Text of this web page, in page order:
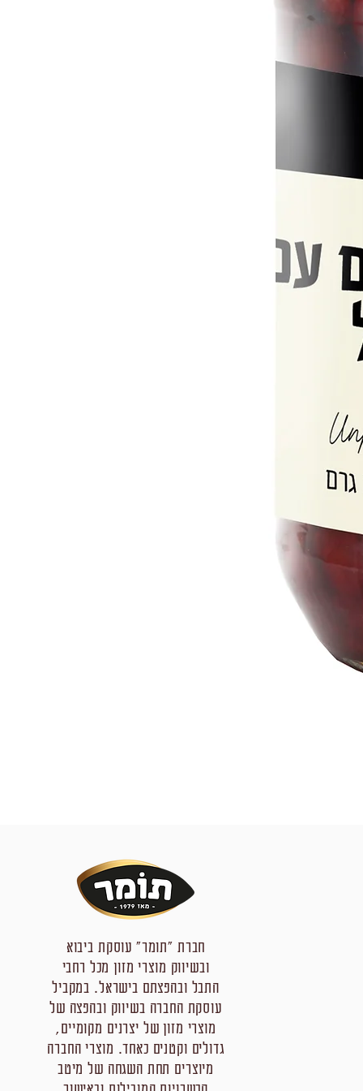
חברת "תומר" עוסקת ביבוא
ובשיווק מוצרי מזון מכל רחבי
התבל ובהפצתם בישראל. במקביל
עוסקת החברה בשיווק ובהפצה של
מוצרי מזון של יצרנים מקומיים,
גדולים וקטנים כאחד. מוצרי החברה
מיוצרים תחת השגחה של מיטב